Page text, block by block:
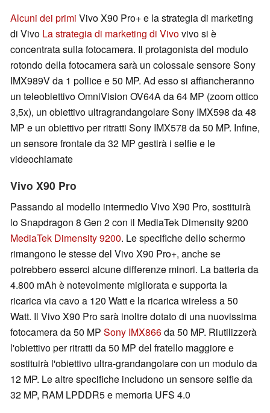
Alcuni dei primi Vivo X90 Pro+ e la strategia di marketing
di Vivo La strategia di marketing di Vivovivo si è
concentrata sulla fotocamera. Il protagonista del modulo
rotondo della fotocamera sarà un colossale sensore Sony
IMX989V da 1 pollice e 50 MP. Ad esso si affiancheranno
un teleobiettivo OmniVision OV64A da 64 MP (zoom ottico
3,5x), un obiettivo ultragrandangolare Sony IMX598 da 48
MP e un obiettivo per ritratti Sony IMX578 da 50 MP. Infine,
un sensore frontale da 32 MP gestirà i selfie e le
videochiamate
Vivo X90 Pro
Passando al modello intermedio Vivo X90 Pro, sostituirà
lo Snapdragon 8 Gen 2 con il MediaTek Dimensity 9200
MediaTek Dimensity 9200. Le specifiche dello schermo
rimangono le stesse del Vivo X90 Pro+, anche se
potrebbero esserci alcune differenze minori. La batteria da
4.800 mAh è notevolmente migliorata e supporta la
ricarica via cavo a 120 Watt e la ricarica wireless a 50
Watt. Il Vivo X90 Pro sarà inoltre dotato di una nuovissima
fotocamera da 50 MP Sony IMX866da 50 MP. Riutilizzerà
l'obiettivo per ritratti da 50 MP del fratello maggiore e
sostituirà l'obiettivo ultra-grandangolare con un modulo da
12 MP. Le altre specifiche includono un sensore selfie da
32 MP, RAM LPDDR5 e memoria UFS 4.0